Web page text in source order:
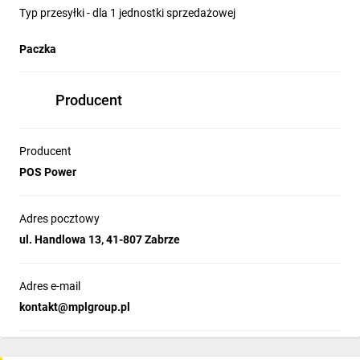
Typ przesyłki - dla 1 jednostki sprzedażowej
Paczka
Producent
Producent
POS Power
Adres pocztowy
ul. Handlowa 13, 41-807 Zabrze
Adres e-mail
kontakt@mplgroup.pl